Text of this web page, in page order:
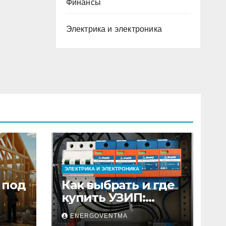
Финансы
Электрика и электроника
под
ЭЛЕКТРИКА И ЭЛЕКТРОНИКА
Как выбрать и где
купить УЗИП:
особенности
устройств защиты
ENERGOVENTMA